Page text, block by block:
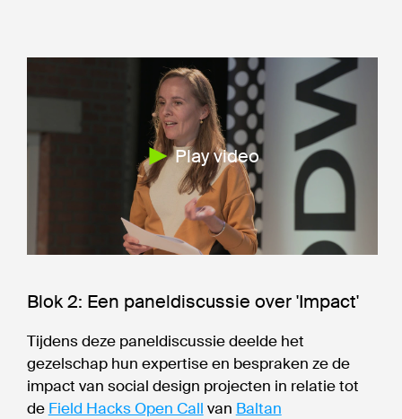
Play video
Blok 2: Een paneldiscussie over 'Impact'
Tijdens deze paneldiscussie deelde het
gezelschap hun expertise en bespraken ze de
impact van social design projecten in relatie tot
de Field Hacks Open Call van Baltan